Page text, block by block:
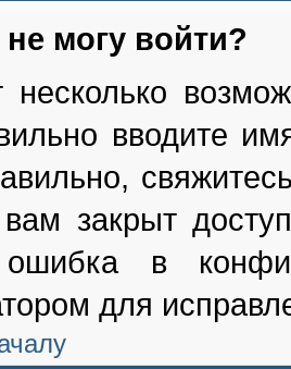
могу войти?
несколько
вводите
закрыт
в
для